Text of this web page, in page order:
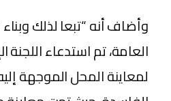
وأضاف أنه “تبعا لذلك
العامة، تم استدعاء اللجنة
لمعاينة المحل الموجهة